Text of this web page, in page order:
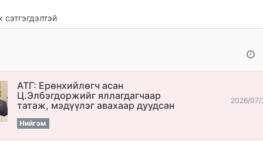
АТГ: Ерөнхийлөгч асан
Ц.Элбэгдоржийг яллагдагчаар
татаж, мэдүүлэг авахаар дуудсан
Нийгэм
2026/07/